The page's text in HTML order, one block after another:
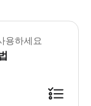
시간 (옵션에 따라 소요
용하세요